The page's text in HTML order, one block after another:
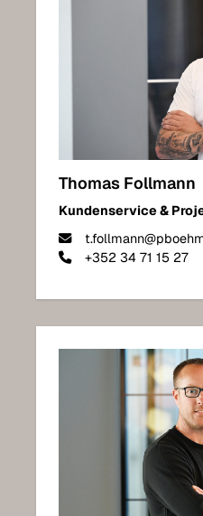
Thomas Follmann
Kundenservice &
+352 34 71 15 27